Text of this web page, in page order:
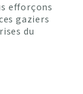
efforçons
gaziers
du